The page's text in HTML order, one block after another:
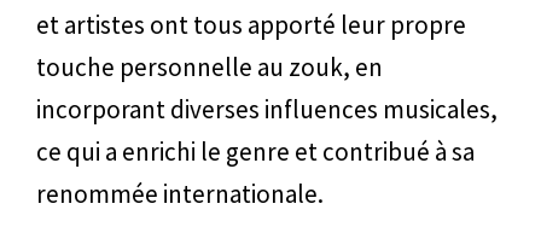
et artistes ont tous apporté leur propre
touche personnelle au zouk, en
incorporant diverses influences musicales,
ce qui a enrichi le genre et contribué à sa
renommée internationale.